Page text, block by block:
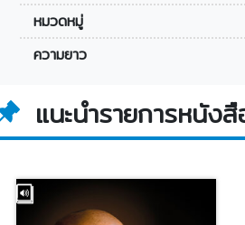
หมวดหมู่
ความยาว
แนะนำรายการหนัง